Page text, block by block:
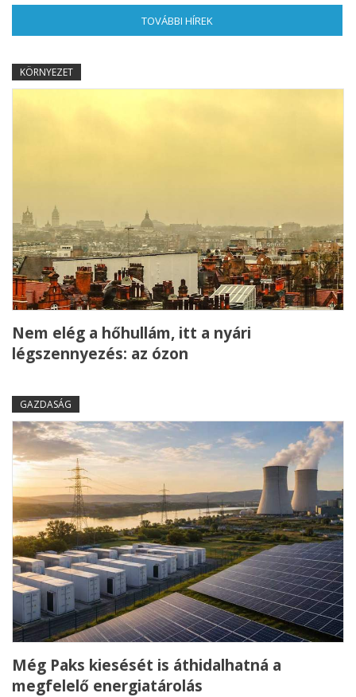
TOVÁBBI HÍREK
KÖRNYEZET
Nem elég a hőhullám, itt a nyári
légszennyezés: az ózon
GAZDASÁG
Még Paks kiesését is áthidalhatná a
megfelelő energiatárolás